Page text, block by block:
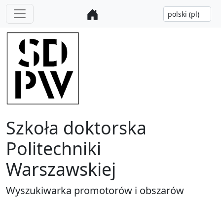
Szkoła doktorska
Politechniki
Warszawskiej
Wyszukiwarka promotorów i obszarów